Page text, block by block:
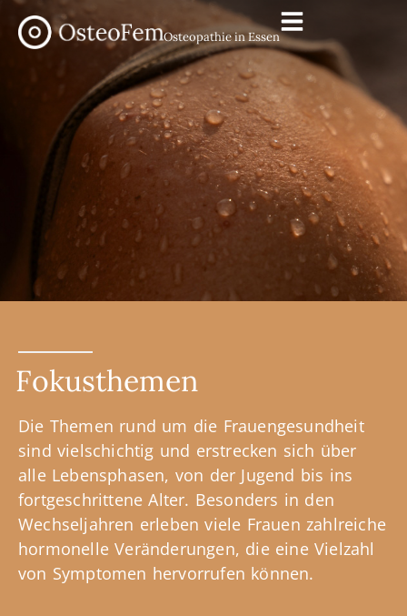
Osteopathie in Essen
Fokusthemen
Die Themen rund um die Frauengesundheit
sind vielschichtig und erstrecken sich über
alle Lebensphasen, von der Jugend bis ins
fortgeschrittene Alter. Besonders in den
Wechseljahren erleben viele Frauen zahlreiche
hormonelle Veränderungen, die eine Vielzahl
von Symptomen hervorrufen können.